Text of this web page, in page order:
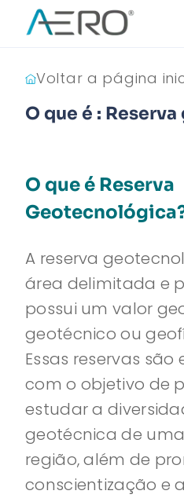
Voltar a página
O que é :
O que é Reserva
A reserva
área delimitada e
possui um valor
geotécnico ou
Essas reservas
com o objetivo de
estudar a
geotécnica de
região, além de
conscientização e